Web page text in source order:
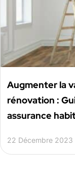
Augmenter la
rénovation :
assurance
22 Décembre 2023